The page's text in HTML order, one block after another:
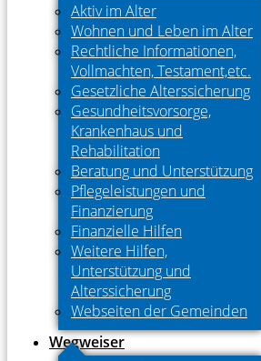
Aktiv im Alter
Wohnen und Leben im Alter
Rechtliche Informationen,
Vollmachten, Testament,etc.
Gesetzliche Alterssicherung
Gesundheitsvorsorge,
Krankenhaus und
Rehabilitation
Beratung und Unterstützung
Pflegeleistungen und
Finanzierung
Finanzielle Hilfen
Weitere Hilfen,
Unterstützung und
Alterssicherung
Webseiten der Gemeinden
Wegweiser